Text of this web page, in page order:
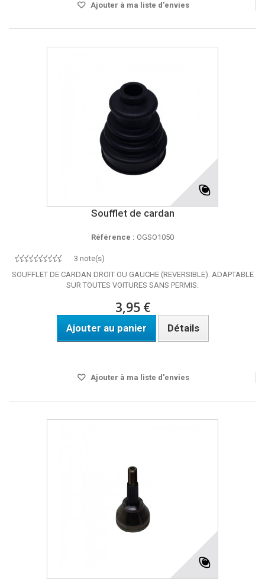
Ajouter à ma liste d'envies
Soufflet de cardan
Référence : OGSO1050
3 note(s)
SOUFFLET DE CARDAN DROIT OU GAUCHE (REVERSIBLE). ADAPTABLE
SUR TOUTES VOITURES SANS PERMIS.
3,95 €
Ajouter au panier Détails
Ajouter à ma liste d'envies